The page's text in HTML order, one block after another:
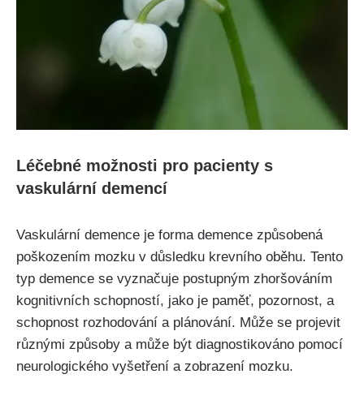
Léčebné možnosti pro pacienty s
vaskulární demencí
Vaskulární demence je forma demence způsobená
poškozením mozku v důsledku krevního oběhu. Tento
typ demence se vyznačuje postupným zhoršováním
kognitivních schopností, jako je paměť, pozornost, a
schopnost rozhodování a plánování. Může se projevit
různými způsoby a může být diagnostikováno pomocí
neurologického vyšetření a zobrazení mozku.